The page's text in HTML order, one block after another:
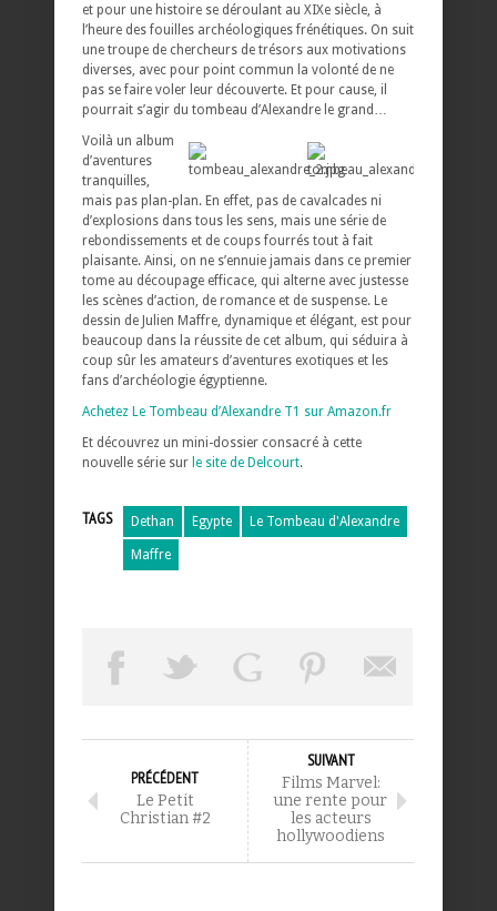
et pour une histoire se déroulant au XIXe siècle, à
l’heure des fouilles archéologiques frénétiques. On suit
une troupe de chercheurs de trésors aux motivations
diverses, avec pour point commun la volonté de ne
pas se faire voler leur découverte. Et pour cause, il
pourrait s’agir du tombeau d’Alexandre le grand…
Voilà un album
d’aventures
tranquilles,
mais pas plan-plan. En effet, pas de cavalcades ni
d’explosions dans tous les sens, mais une série de
rebondissements et de coups fourrés tout à fait
plaisante. Ainsi, on ne s’ennuie jamais dans ce premier
tome au découpage efficace, qui alterne avec justesse
les scènes d’action, de romance et de suspense. Le
dessin de Julien Maffre, dynamique et élégant, est pour
beaucoup dans la réussite de cet album, qui séduira à
coup sûr les amateurs d’aventures exotiques et les
fans d’archéologie égyptienne.
Achetez Le Tombeau d’Alexandre T1 sur Amazon.fr
Et découvrez un mini-dossier consacré à cette
nouvelle série sur le site de Delcourt.
TAGS Dethan Egypte Le Tombeau d'Alexandre
Maffre
PRÉCÉDENT
Le Petit
Christian #2
SUIVANT
Films Marvel:
une rente pour
les acteurs
hollywoodiens